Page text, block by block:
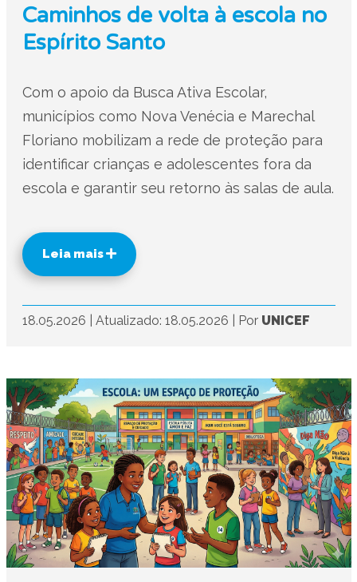
Caminhos de volta à escola no
Espírito Santo
Com o apoio da Busca Ativa Escolar,
municípios como Nova Venécia e Marechal
Floriano mobilizam a rede de proteção para
identificar crianças e adolescentes fora da
escola e garantir seu retorno às salas de aula.
Leia mais
18.05.2026 Atualizado: 18.05.2026 Por UNICEF